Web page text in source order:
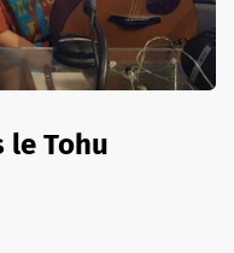
le Tohu